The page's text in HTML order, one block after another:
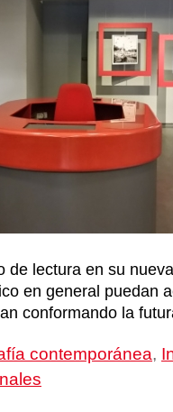
de lectura en su
en general puedan
conformando la
contemporánea,